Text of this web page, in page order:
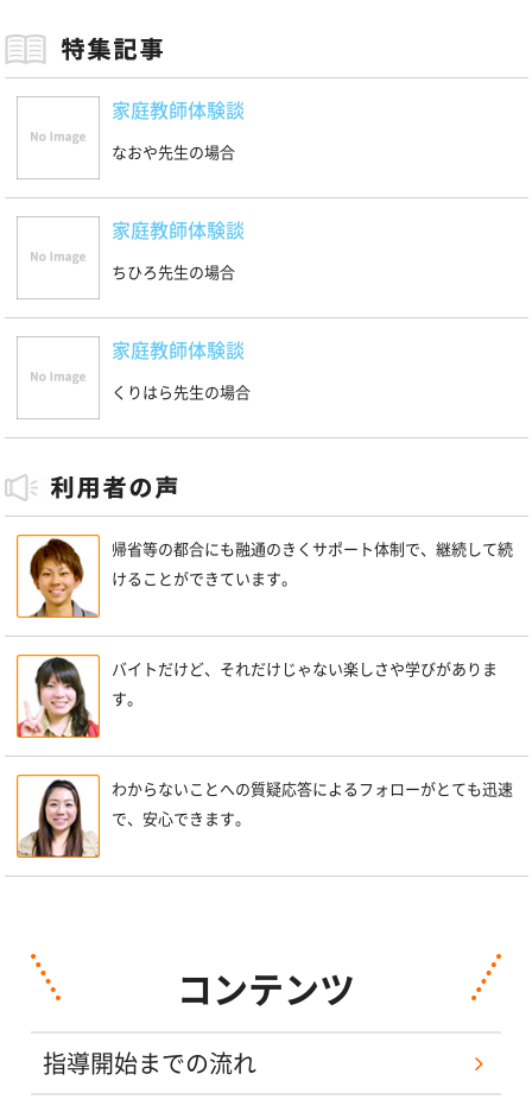
家庭教師体験談
なおや先生の場合
家庭教師体験談
ちひろ先生の場合
家庭教師体験談
くりはら先生の場合
帰省等の都合にも融通のきくサポート体制で、継続して続
けることができています。
バイトだけど、それだけじゃない楽しさや学びがありま
す。
わからないことへの質疑応答によるフォローがとても迅速
で、安心できます。
コンテンツ
指導開始までの流れ